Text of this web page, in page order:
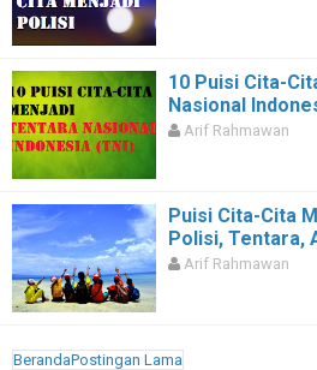
10 Puisi Cita-
Nasional
Arif Rahmawan
Puisi Cita-Cita
Polisi, Tentara,
Arif Rahmawan
Postingan Lama
Beranda